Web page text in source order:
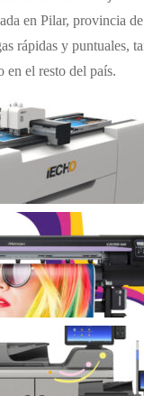
en Pilar, provincia
rápidas y puntuales,
el resto del país.